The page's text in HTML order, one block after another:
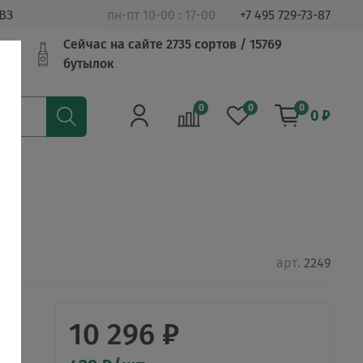
пн-пт 10-00 : 17-00
+7 495 729-73-87
Сейчас на сайте 2735 сортов / 15769
бутылок
0 0 0 0 ₽
арт. 2249
10 296 ₽